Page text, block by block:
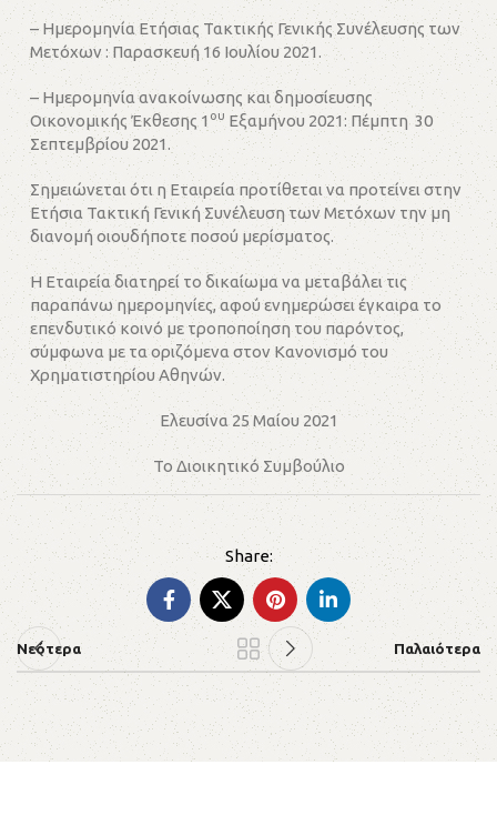
– Ημερομηνία Ετήσιας Τακτικής Γενικής Συνέλευσης των
Μετόχων : Παρασκευή 16 Ιουλίου 2021.
– Ημερομηνία ανακοίνωσης και δημοσίευσης
Οικονομικής Έκθεσης 1 ου Εξαμήνου 2021: Πέμπτη 30
Σεπτεμβρίου 2021.
Σημειώνεται ότι η Εταιρεία προτίθεται να προτείνει στην
Ετήσια Τακτική Γενική Συνέλευση των Μετόχων την μη
διανομή οιουδήποτε ποσού μερίσματος.
Η Εταιρεία διατηρεί το δικαίωμα να μεταβάλει τις
παραπάνω ημερομηνίες, αφού ενημερώσει έγκαιρα το
επενδυτικό κοινό με τροποποίηση του παρόντος,
σύμφωνα με τα οριζόμενα στον Κανονισμό του
Χρηματιστηρίου Αθηνών.
Ελευσίνα 25 Μαίου 2021
Το Διοικητικό Συμβούλιο
Νεότερα Παλαιότερα